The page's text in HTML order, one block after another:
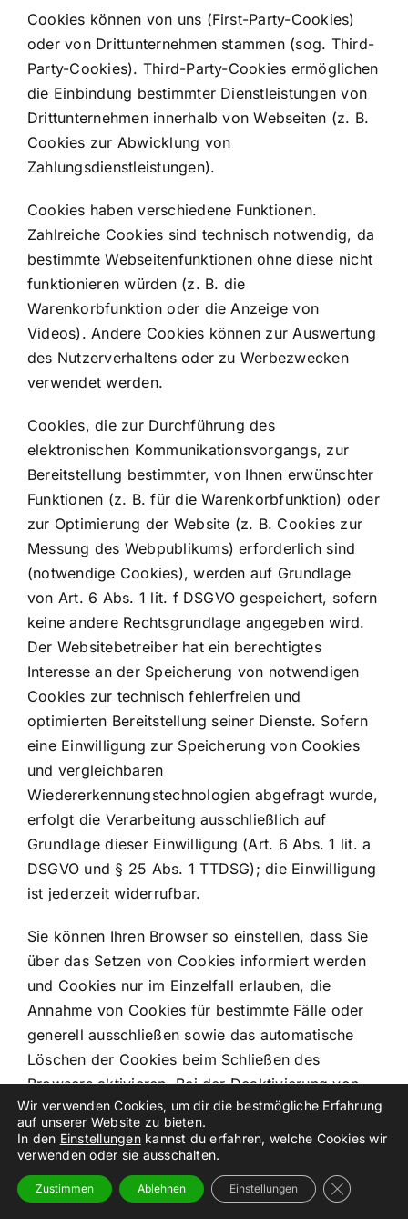
Cookies können von uns (First-Party-Cookies)
oder von Drittunternehmen stammen (sog. Third-
Party-Cookies). Third-Party-Cookies ermöglichen
die Einbindung bestimmter Dienstleistungen von
Drittunternehmen innerhalb von Webseiten (z. B.
Cookies zur Abwicklung von
Zahlungsdienstleistungen).
Cookies haben verschiedene Funktionen.
Zahlreiche Cookies sind technisch notwendig, da
bestimmte Webseitenfunktionen ohne diese nicht
funktionieren würden (z. B. die
Warenkorbfunktion oder die Anzeige von
Videos). Andere Cookies können zur Auswertung
des Nutzerverhaltens oder zu Werbezwecken
verwendet werden.
Cookies, die zur Durchführung des
elektronischen Kommunikationsvorgangs, zur
Bereitstellung bestimmter, von Ihnen erwünschter
Funktionen (z. B. für die Warenkorbfunktion) oder
zur Optimierung der Website (z. B. Cookies zur
Messung des Webpublikums) erforderlich sind
(notwendige Cookies), werden auf Grundlage
von Art. 6 Abs. 1 lit. f DSGVO gespeichert, sofern
keine andere Rechtsgrundlage angegeben wird.
Der Websitebetreiber hat ein berechtigtes
Interesse an der Speicherung von notwendigen
Cookies zur technisch fehlerfreien und
optimierten Bereitstellung seiner Dienste. Sofern
eine Einwilligung zur Speicherung von Cookies
und vergleichbaren
Wiedererkennungstechnologien abgefragt wurde,
erfolgt die Verarbeitung ausschließlich auf
Grundlage dieser Einwilligung (Art. 6 Abs. 1 lit. a
DSGVO und § 25 Abs. 1 TTDSG); die Einwilligung
ist jederzeit widerrufbar.
Sie können Ihren Browser so einstellen, dass Sie
über das Setzen von Cookies informiert werden
und Cookies nur im Einzelfall erlauben, die
Annahme von Cookies für bestimmte Fälle oder
generell ausschließen sowie das automatische
Löschen der Cookies beim Schließen des
Browsers aktivieren. Bei der Deaktivierung von
Cookies kann die Funktionalität dieser Website
eingeschränkt sein.
Welche Cookies und Dienste auf dieser Website
eingesetzt werden, können Sie dieser
Wir verwenden Cookies, um dir die bestmögliche Erfahrung
auf unserer Website zu bieten.
In den Einstellungenkannst du erfahren, welche Cookies wir
verwenden oder sie ausschalten.
Zustimmen Ablehnen Einstellungen GDPR